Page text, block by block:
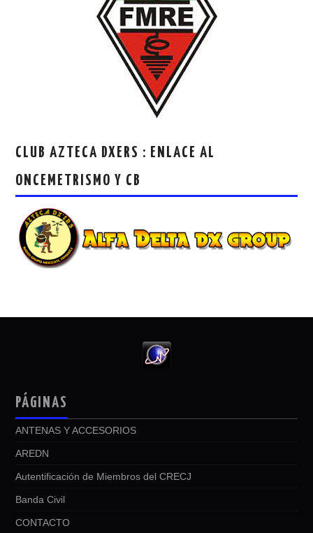
CLUB AZTECA DXERS : ENLACE AL
ONCEMETRISMO Y CB
PÁGINAS
ANTENAS Y ACCESORIOS
AREDN
Autentificación de Miembros del CRECJ
Banda Civil
CONTACTO